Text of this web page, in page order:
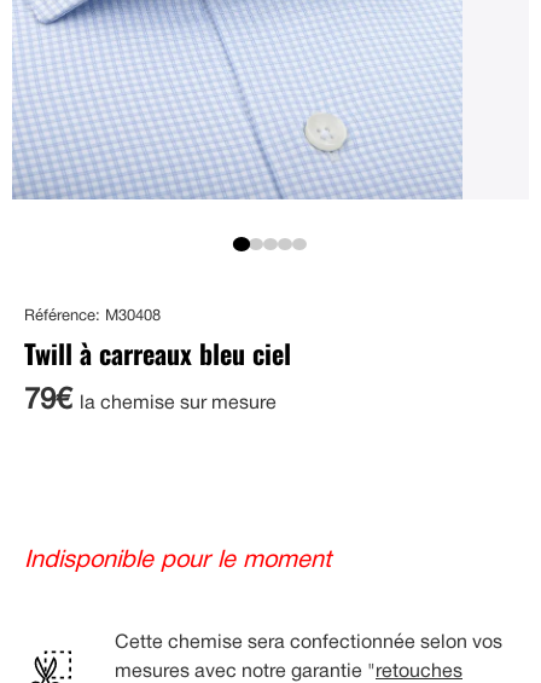
Référence: M30408
Twill à carreaux bleu ciel
79€ la chemise sur mesure
Indisponible pour le moment
Cette chemise sera confectionnée selon vos
mesures avec notre garantie " retouches